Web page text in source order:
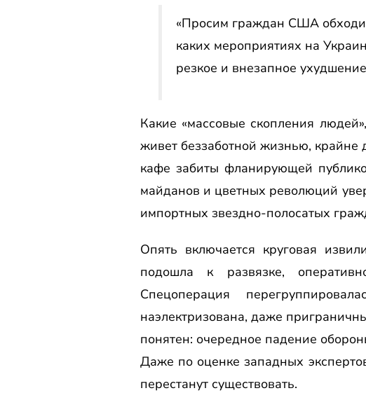
«Просим граждан США
каких мероприятиях на
резкое и внезапное
Какие «массовые скопления
живет беззаботной жизнью, крайне
кафе забиты фланирующей
майданов и цветных революций
импортных звездно-полосатых
Опять включается круговая
подошла к развязке,
Спецоперация
наэлектризована, даже
понятен: очередное падение
Даже по оценке западных
перестанут существовать.